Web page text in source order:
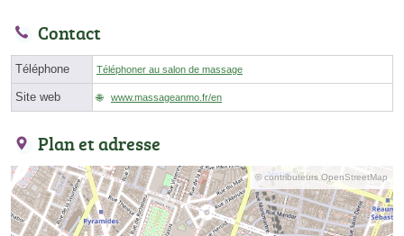
Contact
Téléphone Téléphoner au salon de massage
Site web www.massageanmo.fr/en
Plan et adresse
© contributeurs OpenStreetMap